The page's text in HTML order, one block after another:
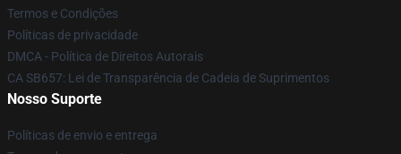
Termos e Condições
Políticas de privacidade
DMCA - Política de Direitos Autorais
CA SB657: Lei de Transparência de Cadeia de Suprimentos
Nosso Suporte
Políticas de envio e entrega